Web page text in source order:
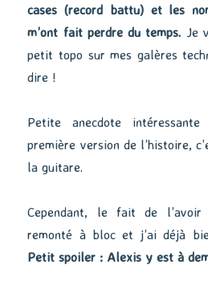
cases (record battu) et les
m’ont fait perdre du temps. Je
petit topo sur mes galères
dire !
Petite anecdote
première version de l’histoire,
la guitare.
Cependant, le fait de l’avoir
remonté à bloc et j’ai déjà
Petit spoiler : Alexis y est à